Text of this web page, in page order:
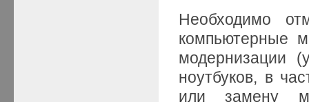
Необходимо
компьютерные
модернизации
ноутбуков, в
или замену